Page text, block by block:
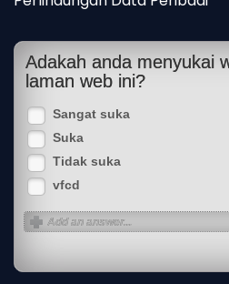
Adakah anda menyukai
laman web ini?
Sangat suka
Suka
Tidak suka
vfcd